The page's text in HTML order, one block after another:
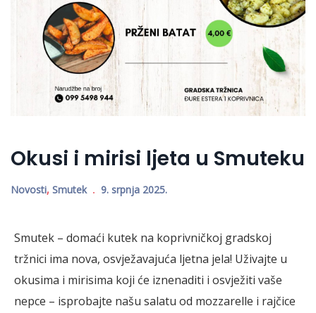
Okusi i mirisi ljeta u Smuteku
Novosti, Smutek 9. srpnja 2025.
Smutek – domaći kutek na koprivničkoj gradskoj
tržnici ima nova, osvježavajuća ljetna jela! Uživajte u
okusima i mirisima koji će iznenaditi i osvježiti vaše
nepce – isprobajte našu salatu od mozzarelle i rajčice